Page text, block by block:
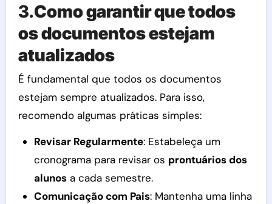
3.Como garantir que todos
os documentos estejam
atualizados
É fundamental que todos os documentos
estejam sempre atualizados. Para isso,
recomendo algumas práticas simples:
Revisar Regularmente: Estabeleça um
cronograma para revisar os prontuários dos
alunosa cada semestre.
Comunicação com Pais: Mantenha uma linha